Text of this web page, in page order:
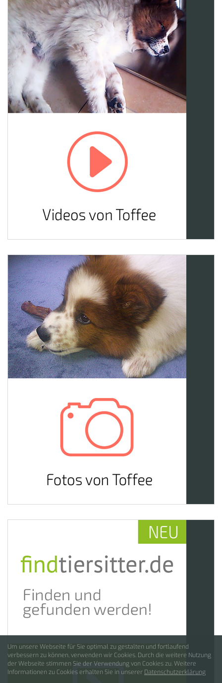
Um unsere Webseite für Sie optimal zu gestalten und fortlaufend
verbessern zu können, verwenden wir Cookies. Durch die weitere Nutzung
der Webseite stimmen Sie der Verwendung von Cookies zu. Weitere
Informationen zu Cookies erhalten Sie in unserer Datenschutzerklärung